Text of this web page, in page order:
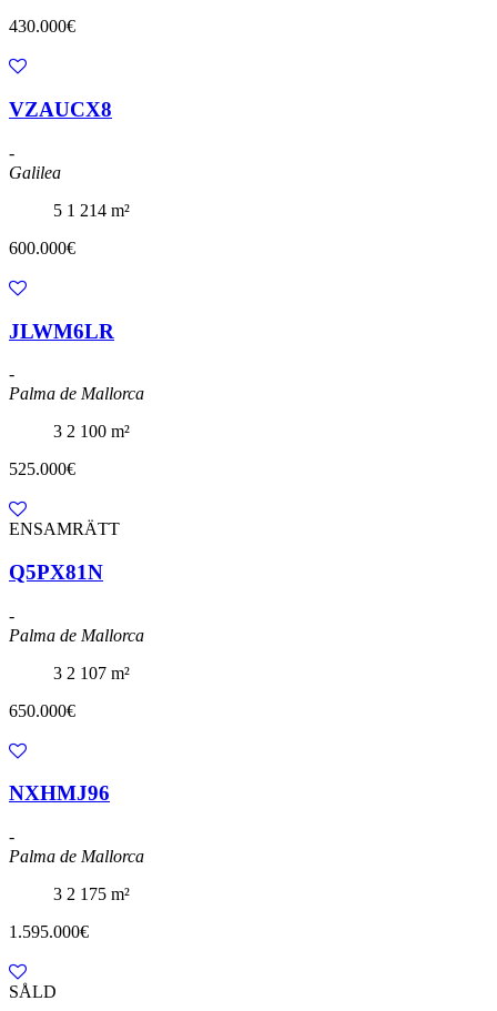
430.000€
VZAUCX8
-
Galilea
5 1 214 m²
600.000€
JLWM6LR
-
Palma de Mallorca
3 2 100 m²
525.000€
ENSAMRÄTT
Q5PX81N
-
Palma de Mallorca
3 2 107 m²
650.000€
NXHMJ96
-
Palma de Mallorca
3 2 175 m²
1.595.000€
SÅLD